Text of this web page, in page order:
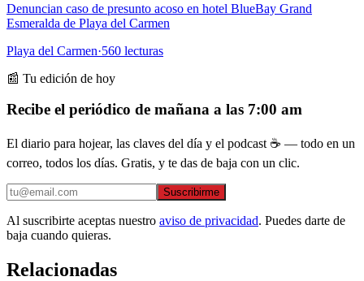
Denuncian caso de presunto acoso en hotel BlueBay Grand
Esmeralda de Playa del Carmen
Playa del Carmen·560 lecturas
📰 Tu edición de hoy
Recibe el periódico de mañana a las 7:00 am
El diario para hojear, las claves del día y el podcast ☕ — todo en un
correo, todos los días. Gratis, y te das de baja con un clic.
Suscribirme
Al suscribirte aceptas nuestro aviso de privacidad. Puedes darte de
baja cuando quieras.
Relacionadas